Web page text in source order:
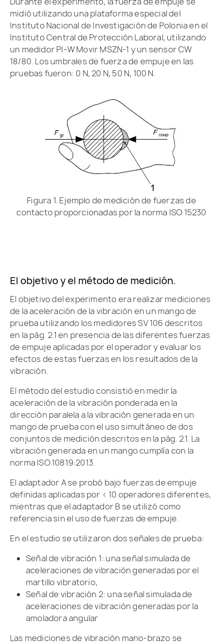
midió utilizando una plataforma especial del
Instituto Nacional de Investigación de Polonia en el
Instituto Central de Protección Laboral, utilizando
un medidor PI-W Movir MSZN-1 y un sensor CW
18/80. Los umbrales de fuerza de empuje en las
pruebas fueron: 0 N, 20 N, 50 N, 100 N.
Figura 1. Ejemplo de medición de fuerzas de
contacto proporcionadas por la norma ISO 15230
El objetivo y el método de medición.
El objetivo del experimento era realizar mediciones
de la aceleración de la vibración en un mango de
prueba utilizando los medidores SV 106 descritos
en la pág. 2.1 en presencia de las diferentes fuerzas
de empuje aplicadas por el operador y evaluar los
efectos de estas fuerzas en los resultados de la
vibración.
El método del estudio consistió en medir la
aceleración de la vibración ponderada en la
dirección paralela a la vibración generada en un
mango de prueba con el uso simultáneo de dos
conjuntos de medición descritos en la pág. 2.1. La
vibración generada en un mango cumplía con la
norma ISO 10819:2013.
El adaptador A se probó bajo fuerzas de empuje
definidas aplicadas por < 10 operadores diferentes,
mientras que el adaptador B se utilizó como
referencia sin el uso de fuerzas de empuje.
En el estudio se utilizaron dos señales de prueba:
Señal de vibración 1: una señal simulada de
aceleraciones de vibración generadas por el
martillo vibratorio,
Señal de vibración 2: una señal simulada de
aceleraciones de vibración generadas por la
amoladora angular
Las mediciones de vibración mano-brazo se